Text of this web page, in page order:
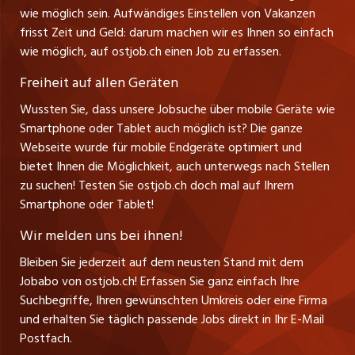
Führungspositionen
Management / Kader-Jobs
Top-Regionen
Jobline
Impressum
jobbern.ch
jobmittelland.ch
jobzüri.ch
schaffu.ch (VS)
ajourjob.ch
Tagblatt.ch
CH Media
Henrik Jasek
Leiter ostjob.ch
Fredy Pillinger
Christoph Walzl
Verkauf und Beratung
wie möglich sein. Aufwändiges Einstellen von Vakanzen
frisst Zeit und Geld: darum machen wir es Ihnen so einfach
wie möglich, auf ostjob.ch einen Job zu erfassen.
Freiheit auf allen Geräten
Wussten Sie, dass unsere Jobsuche über mobile Geräte wie
Smartphone oder Tablet auch möglich ist? Die ganze
Webseite wurde für mobile Endgeräte optimiert und
bietet Ihnen die Möglichkeit, auch unterwegs nach Stellen
zu suchen! Testen Sie ostjob.ch doch mal auf Ihrem
Smartphone oder Tablet!
Wir melden uns bei ihnen!
Bleiben Sie jederzeit auf dem neusten Stand mit dem
Jobabo von ostjob.ch! Erfassen Sie ganz einfach Ihre
Suchbegriffe, Ihren gewünschten Umkreis oder eine Firma
und erhalten Sie täglich passende Jobs direkt in Ihr E-Mail
Postfach.